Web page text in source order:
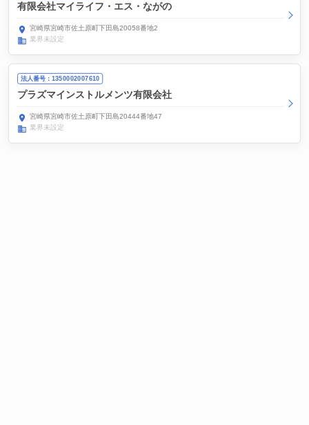
有限会社マイライフ・エス・ながの
宮崎県宮崎市佐土原町下田島20058番地2
業界未設定
法人番号：1350002007610
プラズマインストルメンツ有限会社
宮崎県宮崎市佐土原町下田島20444番地47
業界未設定